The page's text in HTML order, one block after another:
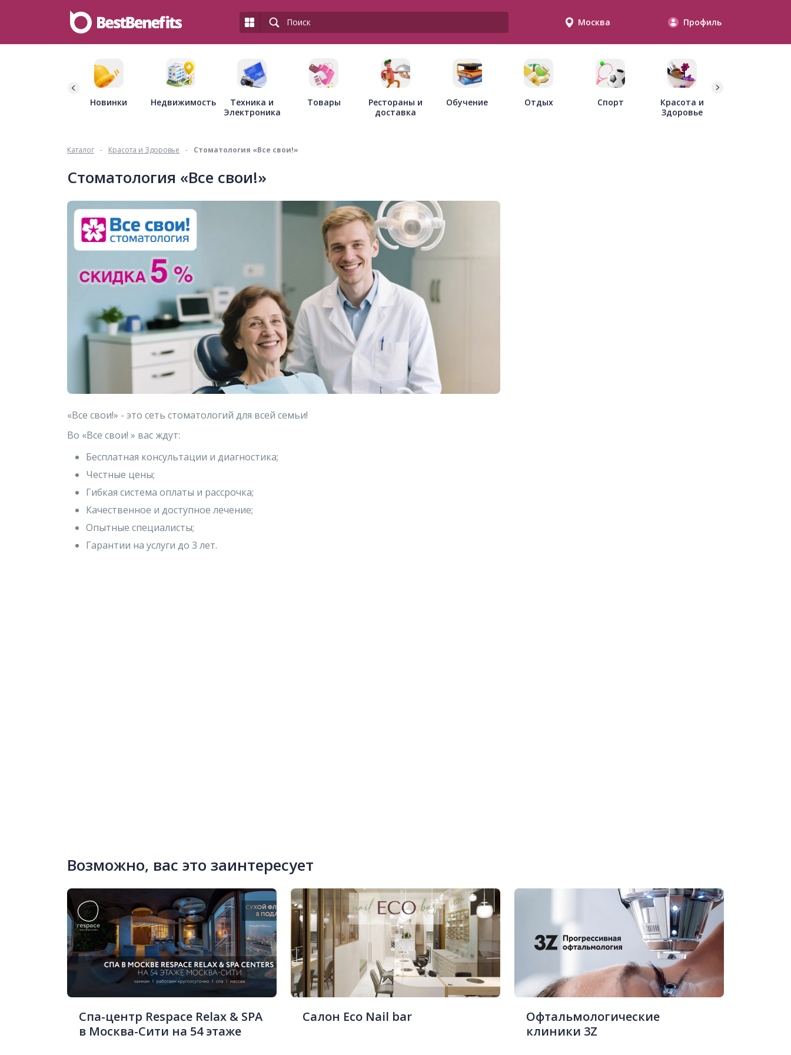
Москва Профиль
Новинки Недвижимость
Техника и
Электроника
Товары
Рестораны и
доставка
Обучение Отдых Спорт
Красота и
Здоровье
Каталог - Красота и Здоровье - Стоматология «Все свои!»
Стоматология «Все свои!»
«Все свои!» - это сеть стоматологий для всей семьи!
Во «Все свои! » вас ждут:
Бесплатная консультации и диагностика;
Честные цены;
Гибкая система оплаты и рассрочка;
Качественное и доступное лечение;
Опытные специалисты;
Гарантии на услуги до 3 лет.
Возможно, вас это заинтересует
Спа-центр Respace Relax & SPA
в Москва-Сити на 54 этаже
Салон Eco Nail bar
Офтальмологические
клиники 3Z